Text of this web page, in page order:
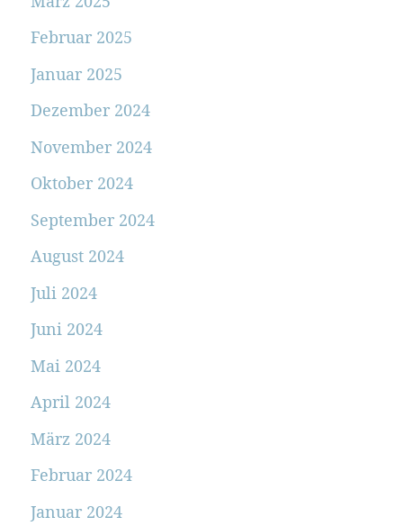
Februar 2025
Januar 2025
Dezember 2024
November 2024
Oktober 2024
September 2024
August 2024
Juli 2024
Juni 2024
Mai 2024
April 2024
März 2024
Februar 2024
Januar 2024